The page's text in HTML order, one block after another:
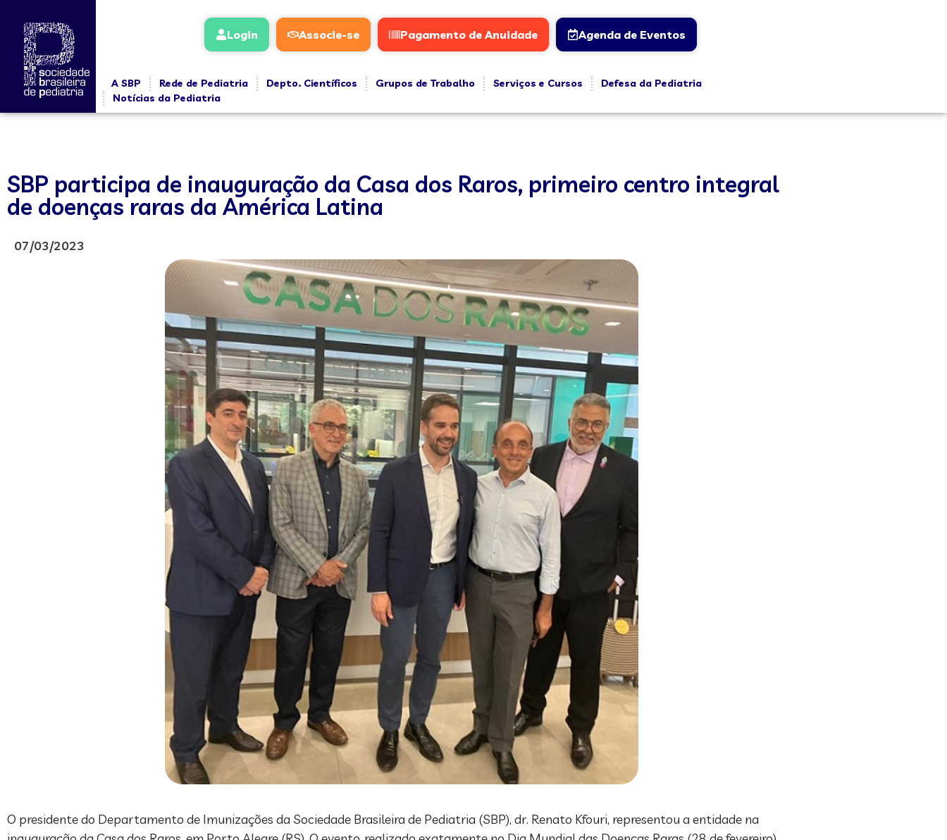
Login Associe-se Pagamento de Anuidade Agenda de Eventos
A SBP Rede de Pediatria Depto. Científicos Grupos de Trabalho Serviços e Cursos
Defesa da Pediatria
Notícias da Pediatria
SBP participa de inauguração da Casa dos Raros, primeiro centro integral
de doenças raras da América Latina
07/03/2023
O presidente do Departamento de Imunizações da Sociedade Brasileira de Pediatria (SBP), dr. Renato Kfouri, representou a entidade na